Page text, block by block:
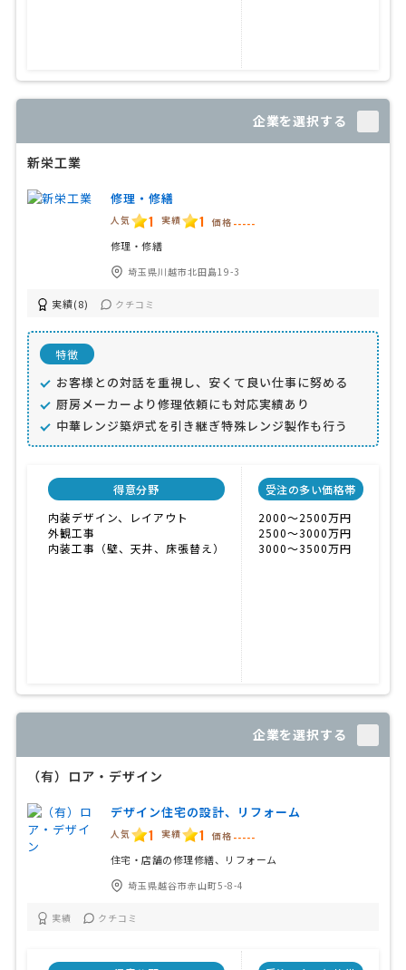
企業を選択する
新栄工業
修理・修繕
人気 1 実績 1 価格 -----
修理・修繕
埼玉県川越市北田島19-3
実績(8) クチコミ
特徴
お客様との対話を重視し、安くて良い仕事に努める
厨房メーカーより修理依頼にも対応実績あり
中華レンジ築炉式を引き継ぎ特殊レンジ製作も行う
得意分野
内装デザイン、レイアウト
外観工事
内装工事（壁、天井、床張替え）
受注の多い価格帯
2000〜2500万円
2500〜3000万円
3000〜3500万円
企業を選択する
（有）ロア・デザイン
デザイン住宅の設計、リフォーム
人気 1 実績 1 価格 -----
住宅・店舗の修理修繕、リフォーム
埼玉県越谷市赤山町5-8-4
実績 クチコミ